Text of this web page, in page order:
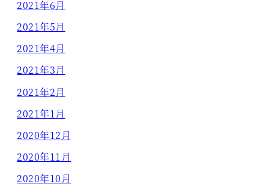
2021年6月
2021年5月
2021年4月
2021年3月
2021年2月
2021年1月
2020年12月
2020年11月
2020年10月